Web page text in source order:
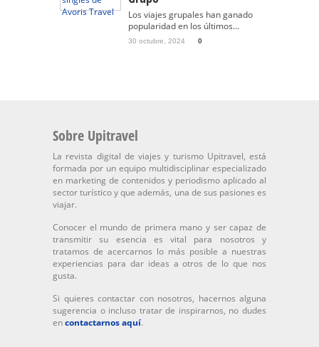
Los viajes grupales han ganado
popularidad en los últimos...
30 octubre, 2024 0
Sobre Upitravel
La revista digital de viajes y turismo Upitravel, está
formada por un equipo multidisciplinar especializado
en marketing de contenidos y periodismo aplicado al
sector turístico y que además, una de sus pasiones es
viajar.
Conocer el mundo de primera mano y ser capaz de
transmitir su esencia es vital para nosotros y
tratamos de acercarnos lo más posible a nuestras
experiencias para dar ideas a otros de lo que nos
gusta.
Si quieres contactar con nosotros, hacernos alguna
sugerencia o incluso tratar de inspirarnos, no dudes
encontactarnos aquí.